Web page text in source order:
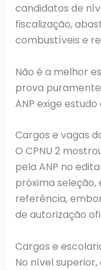
candidatos de
fiscalização,
combustíveis e
Não é a melhor
prova
ANP exige
Cargos e vagas
O CPNU 2
pela ANP no
próxima seleção,
referência,
de autorização
Cargos e
No nível